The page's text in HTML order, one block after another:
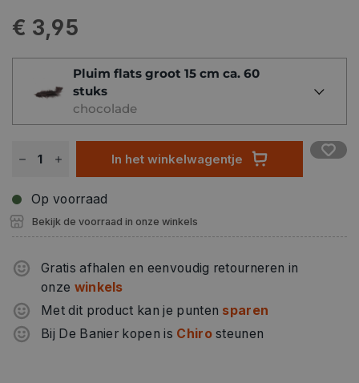
lijmen, plaatsen of verwerken als opvallend accent in
€ 3,95
Pluim flats groot 15 cm ca. 60
stuks
chocolade
In het winkelwagentje
Op voorraad
Bekijk de voorraad in onze winkels
Gratis afhalen en eenvoudig retourneren in
onze winkels
Met dit product kan je punten sparen
Bij De Banier kopen is Chirosteunen